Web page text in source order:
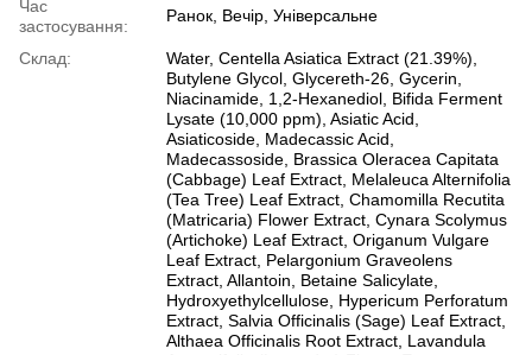
Час
застосування:
Ранок, Вечір, Універсальне
Склад:
Water, Centella Asiatica Extract (21.39%),
Butylene Glycol, Glycereth-26, Gycerin,
Niacinamide, 1,2-Hexanediol, Bifida Ferment
Lysate (10,000 ppm), Asiatic Acid,
Asiaticoside, Madecassic Acid,
Madecassoside, Brassica Oleracea Capitata
(Cabbage) Leaf Extract, Melaleuca Alternifolia
(Tea Tree) Leaf Extract, Chamomilla Recutita
(Matricaria) Flower Extract, Cynara Scolymus
(Artichoke) Leaf Extract, Origanum Vulgare
Leaf Extract, Pelargonium Graveolens
Extract, Allantoin, Betaine Salicylate,
Hydroxyethylcellulose, Hypericum Perforatum
Extract, Salvia Officinalis (Sage) Leaf Extract,
Althaea Officinalis Root Extract, Lavandula